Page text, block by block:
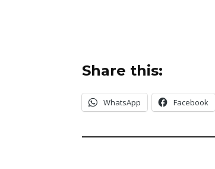
Share this:
WhatsApp Facebook